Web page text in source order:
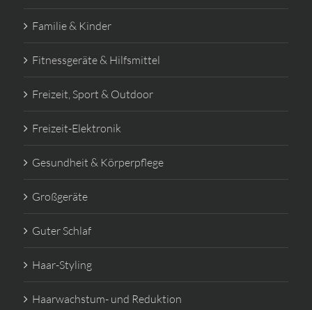
Familie & Kinder
Fitnessgeräte & Hilfsmittel
Freizeit, Sport & Outdoor
Freizeit-Elektronik
Gesundheit & Körperpflege
Großgeräte
Guter Schlaf
Haar-Styling
Haarwachstum- und Reduktion